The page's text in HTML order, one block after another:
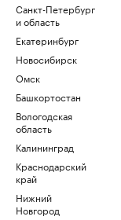
Санкт-Петербург
и область
Екатеринбург
Новосибирск
Омск
Башкортостан
Вологодская
область
Калининград
Краснодарский
край
Нижний
Новгород